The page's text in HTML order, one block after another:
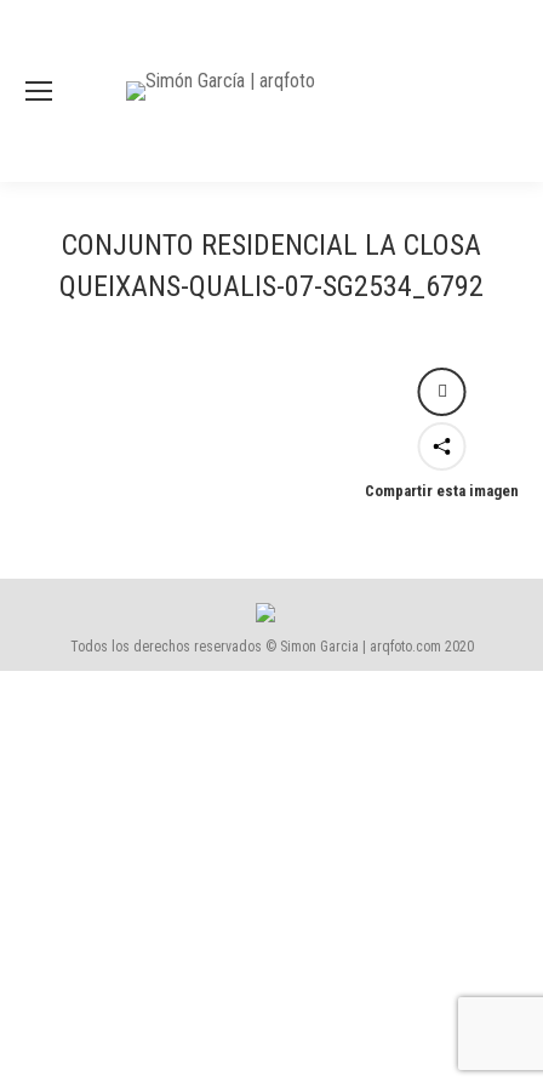
CONJUNTO RESIDENCIAL LA CLOSA
QUEIXANS-QUALIS-07-SG2534_6792
Compartir esta imagen
Todos los derechos reservados © Simon Garcia | arqfoto.com 2020